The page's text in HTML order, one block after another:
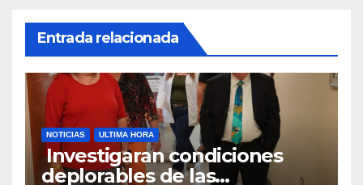
Entrada relacionada
NOTICIAS ULTIMA HORA
Investigaran condiciones
deplorables de las